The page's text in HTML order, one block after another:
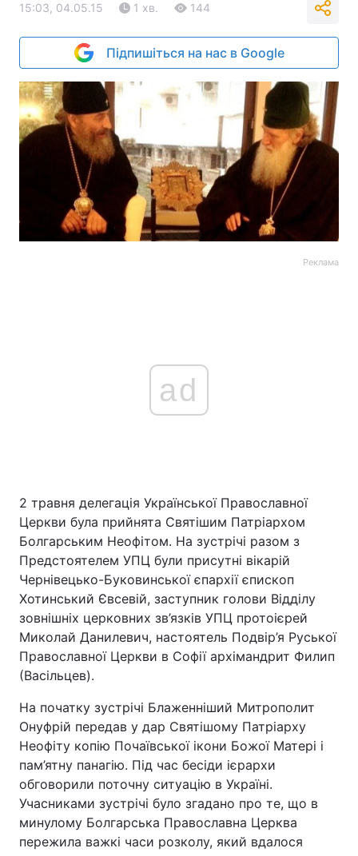
15:03, 04.05.15 1 хв. 144
Підпишіться на нас в Google
Реклама
ad
2 травня делегація Української Православної
Церкви була прийнята Святішим Патріархом
Болгарським Неофітом. На зустрічі разом з
Предстоятелем УПЦ були присутні вікарій
Чернівецько-Буковинської єпархії єпископ
Хотинський Євсевій, заступник голови Відділу
зовнішніх церковних зв’язків УПЦ протоієрей
Миколай Данилевич, настоятель Подвір’я Руської
Православної Церкви в Софії архімандрит Филип
(Васільцев).
На початку зустрічі Блаженніший Митрополит
Онуфрій передав у дар Святішому Патріарху
Неофіту копію Почаївської ікони Божої Матері і
пам’ятну панагію. Під час бесіди ієрархи
обговорили поточну ситуацію в Україні.
Учасниками зустрічі було згадано про те, що в
минулому Болгарська Православна Церква
пережила важкі часи розколу, який вдалося